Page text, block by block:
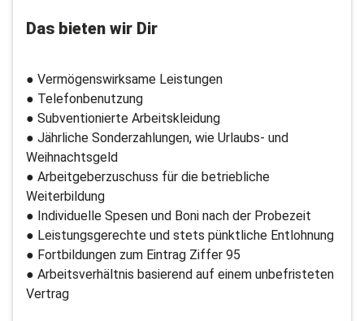
Das bieten wir Dir
● Vermögenswirksame Leistungen
● Telefonbenutzung
● Subventionierte Arbeitskleidung
● Jährliche Sonderzahlungen, wie Urlaubs- und
Weihnachtsgeld
● Arbeitgeberzuschuss für die betriebliche
Weiterbildung
● Individuelle Spesen und Boni nach der Probezeit
● Leistungsgerechte und stets pünktliche Entlohnung
● Fortbildungen zum Eintrag Ziffer 95
● Arbeitsverhältnis basierend auf einem unbefristeten
Vertrag